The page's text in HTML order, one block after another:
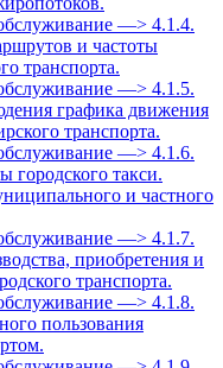
—> 4.1.4.
и частоты
транспорта.
—> 4.1.5.
графика движения
транспорта.
—> 4.1.6.
городского такси.
и частного
—> 4.1.7.
приобретения и
транспорта.
—> 4.1.8.
пользования